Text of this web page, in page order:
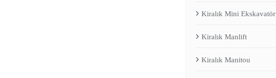
Kiralık Mini Ekskavatör
Kiralık Manlift
Kiralık Manitou